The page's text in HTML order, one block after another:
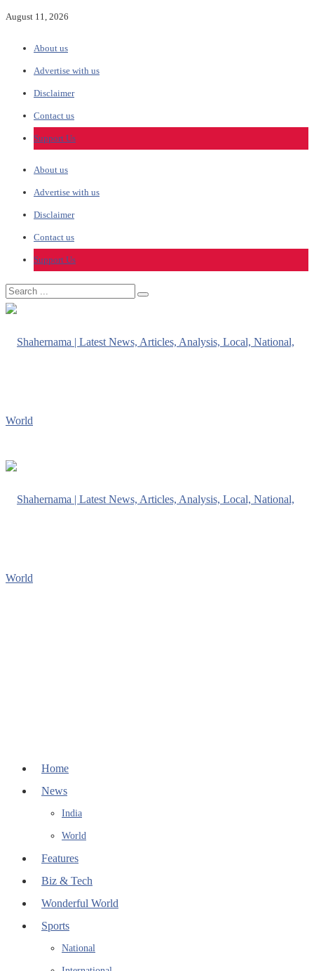
August 11, 2026
About us
Advertise with us
Disclaimer
Contact us
Support Us
About us
Advertise with us
Disclaimer
Contact us
Support Us
Home
News
India
World
Features
Biz & Tech
Wonderful World
Sports
National